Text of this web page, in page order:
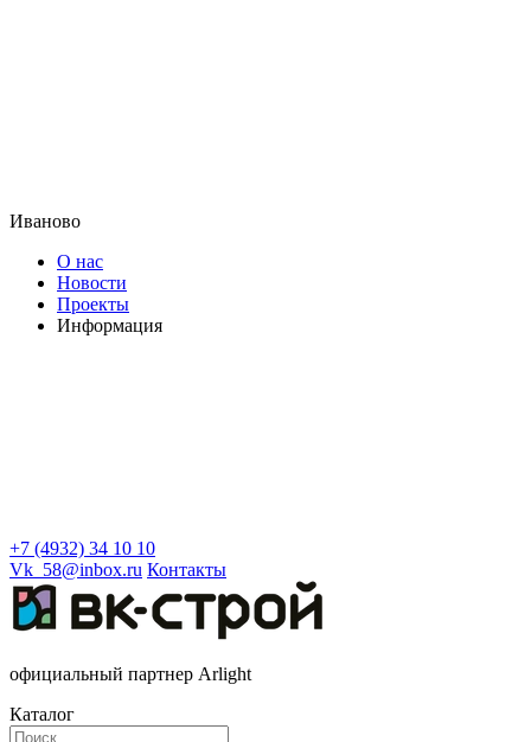
Иваново
О нас
Новости
Проекты
Информация
+7 (4932) 34 10 10
Vk_58@inbox.ru Контакты
официальный партнер Arlight
Каталог